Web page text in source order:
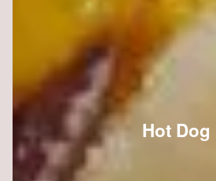
Hot Dog